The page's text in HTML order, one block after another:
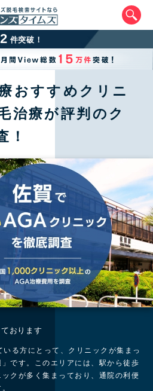
件突破！
おすすめクリニ
治療が評判のク
！
おります
る方にとって、クリニックが集まっ
です。このエリアには、駅から徒歩
クが多く集まっており、通院の利便